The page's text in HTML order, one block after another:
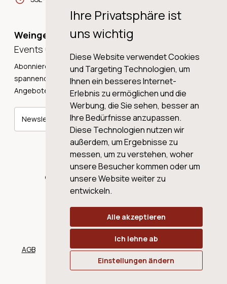
Ihre Privatsphäre ist
uns wichtig
Diese Website verwendet Cookies
und Targeting Technologien, um
Ihnen ein besseres Internet-
Erlebnis zu ermöglichen und die
Werbung, die Sie sehen, besser an
Ihre Bedürfnisse anzupassen.
Diese Technologien nutzen wir
außerdem, um Ergebnisse zu
messen, um zu verstehen, woher
unsere Besucher kommen oder um
unsere Website weiter zu
entwickeln.
Alle akzeptieren
Ich lehne ab
Einstellungen ändern
Weingeschichten,
Events und Neuigkeiten!
Abonnieren Sie unseren Newsletter und erhalten Sie
spannende Weingeschichten, Neuigkeiten und tolle
Angebote direkt in Ihre Mailbox.
Newsletter abonnieren
© 2026 WINE AG VALENTIN & VON SALIS
AGB Datenschutz Impressum Cookies